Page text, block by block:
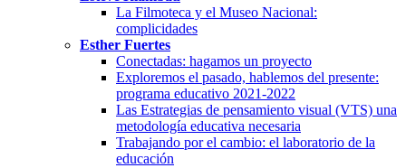
La Filmoteca y el Museo Nacional:
complicidades
Esther Fuertes
Conectadas: hagamos un proyecto
Exploremos el pasado, hablemos del presente:
programa educativo 2021-2022
Las Estrategias de pensamiento visual (VTS) una
metodología educativa necesaria
Trabajando por el cambio: el laboratorio de la
educación